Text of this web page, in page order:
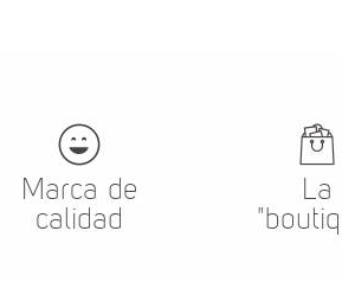
Marca de
calidad
La